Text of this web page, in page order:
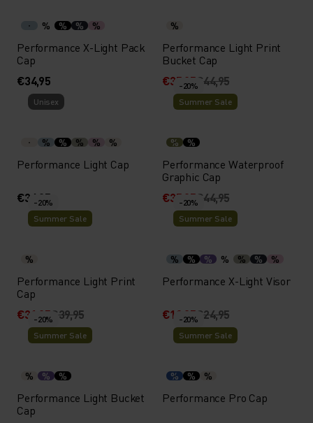
% % % %
Performance X-Light Pack
Cap
€34,95
%
Performance Light Print
Bucket Cap
€35,95€44,95
Unisex
% % % % %
Performance Light Cap
€34,95
-20%
Summer Sale
% %
Performance Waterproof
Graphic Cap
€35,95€44,95
-20%
Summer Sale
%
Performance Light Print
Cap
€31,95€39,95
-20%
Summer Sale
% % % % % % %
Performance X-Light Visor
€19,95€24,95
-20%
Summer Sale
% % %
Performance Light Bucket
Cap
-20%
Summer Sale
% % %
Performance Pro Cap